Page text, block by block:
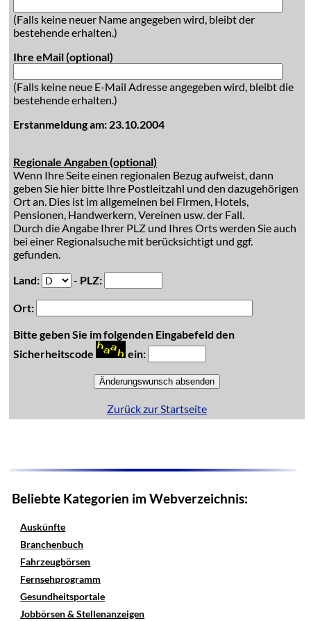
(Falls keine neuer Name angegeben wird, bleibt der
bestehende erhalten.)
Ihre eMail (optional)
(Falls keine neue E-Mail Adresse angegeben wird, bleibt die
bestehende erhalten.)
Erstanmeldung am: 23.10.2004
Regionale Angaben (optional)
Wenn Ihre Seite einen regionalen Bezug aufweist, dann
geben Sie hier bitte Ihre Postleitzahl und den dazugehörigen
Ort an. Dies ist im allgemeinen bei Firmen, Hotels,
Pensionen, Handwerkern, Vereinen usw. der Fall.
Durch die Angabe Ihrer PLZ und Ihres Orts werden Sie auch
bei einer Regionalsuche mit berücksichtigt und ggf.
gefunden.
Land:
- PLZ:
Ort:
Bitte geben Sie im folgenden Eingabefeld den
Sicherheitscode
ein:
Zurück zur Startseite
Beliebte Kategorien im Webverzeichnis:
Auskünfte
Branchenbuch
Fahrzeugbörsen
Fernsehprogramm
Gesundheitsportale
Jobbörsen & Stellenanzeigen